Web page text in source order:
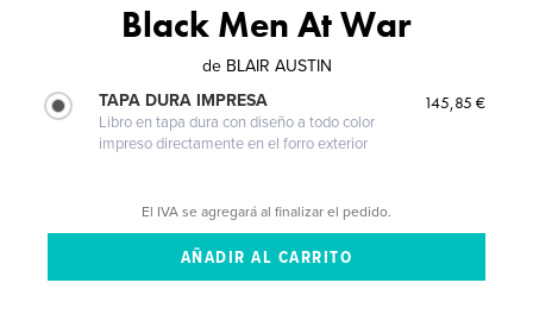
Black Men At War
de BLAIR AUSTIN
TAPA DURA IMPRESA
Libro en tapa dura con diseño a todo color
impreso directamente en el forro exterior
145,85 €
El IVA se agregará al finalizar el pedido.